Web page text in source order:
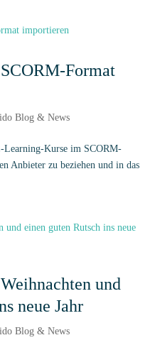
Format
Blog & News
Learning-Kurse im SCORM-
Anbieter zu beziehen und in das
und
neue Jahr
Blog & News